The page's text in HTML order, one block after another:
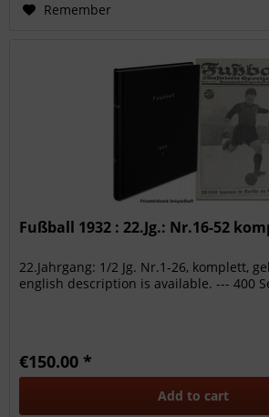
Remember
Fußball 1932 : 22.Jg.: Nr.16-52
22.Jahrgang: 1/2 Jg. Nr.1-26, komplett,
english description is available. --- 400
€150.00 *
Add to cart